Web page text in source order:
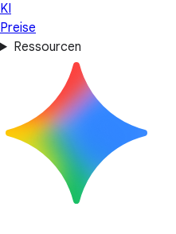
KI
Preise
Ressourcen